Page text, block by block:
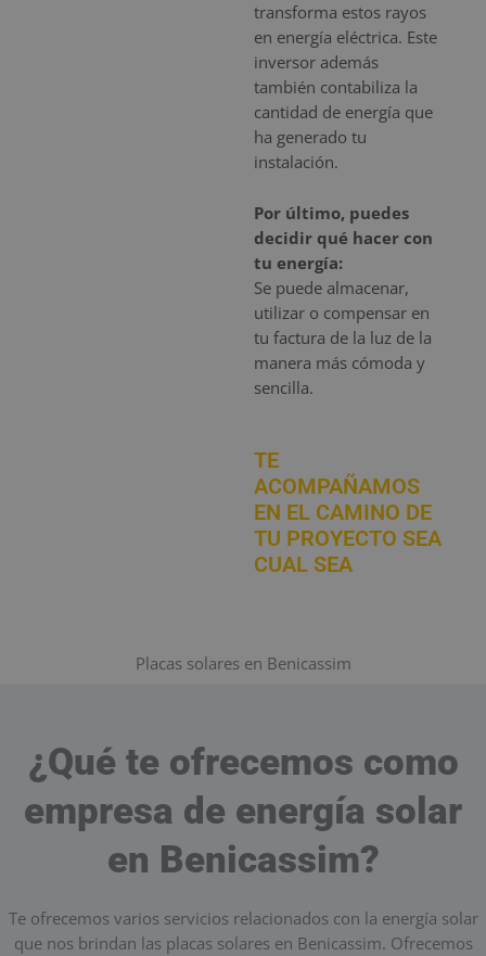
transforma estos rayos
en energía eléctrica. Este
inversor además
también contabiliza la
cantidad de energía que
ha generado tu
instalación.
Por último, puedes
decidir qué hacer con
tu energía:
Se puede almacenar,
utilizar o compensar en
tu factura de la luz de la
manera más cómoda y
sencilla.
TE
ACOMPAÑAMOS
EN EL CAMINO DE
TU PROYECTO SEA
CUAL SEA
Placas solares en Benicassim
¿Qué te ofrecemos como
empresa de energía solar
en Benicassim?
Te ofrecemos varios servicios relacionados con la energía solar
que nos brindan las placas solares en Benicassim. Ofrecemos